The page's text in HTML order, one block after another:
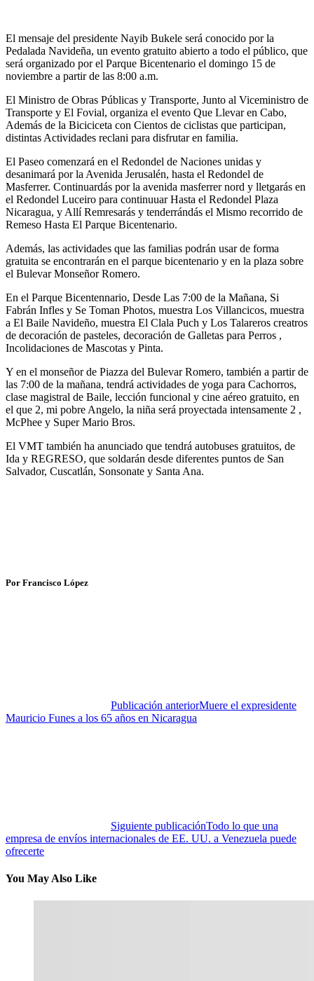
El mensaje del presidente Nayib Bukele será conocido por la
Pedalada Navideña, un evento gratuito abierto a todo el público, que
será organizado por el Parque Bicentenario el domingo 15 de
noviembre a partir de las 8:00 a.m.
El Ministro de Obras Públicas y Transporte, Junto al Viceministro de
Transporte y El Fovial, organiza el evento Que Llevar en Cabo,
Además de la Biciciceta con Cientos de ciclistas que participan,
distintas Actividades reclani para disfrutar en familia.
El Paseo comenzará en el Redondel de Naciones unidas y
desanimará por la Avenida Jerusalén, hasta el Redondel de
Masferrer. Continuardás por la avenida masferrer nord y lletgarás en
el Redondel Luceiro para continuuar Hasta el Redondel Plaza
Nicaragua, y Allí Remresarás y tenderrándás el Mismo recorrido de
Remeso Hasta El Parque Bicentenario.
Además, las actividades que las familias podrán usar de forma
gratuita se encontrarán en el parque bicentenario y en la plaza sobre
el Bulevar Monseñor Romero.
En el Parque Bicentennario, Desde Las 7:00 de la Mañana, Si
Fabrán Infles y Se Toman Photos, muestra Los Villancicos, muestra
a El Baile Navideño, muestra El Clala Puch y Los Talareros creatros
de decoración de pasteles, decoración de Galletas para Perros ,
Incolidaciones de Mascotas y Pinta.
Y en el monseñor de Piazza del Bulevar Romero, también a partir de
las 7:00 de la mañana, tendrá actividades de yoga para Cachorros,
clase magistral de Baile, lección funcional y cine aéreo gratuito, en
el que 2, mi pobre Angelo, la niña será proyectada intensamente 2 ,
McPhee y Super Mario Bros.
El VMT también ha anunciado que tendrá autobuses gratuitos, de
Ida y REGRESO, que soldarán desde diferentes puntos de San
Salvador, Cuscatlán, Sonsonate y Santa Ana.
Por Francisco López
Publicación anteriorMuere el expresidente
Mauricio Funes a los 65 años en Nicaragua
Siguiente publicaciónTodo lo que una
empresa de envíos internacionales de EE. UU. a Venezuela puede
ofrecerte
You May Also Like